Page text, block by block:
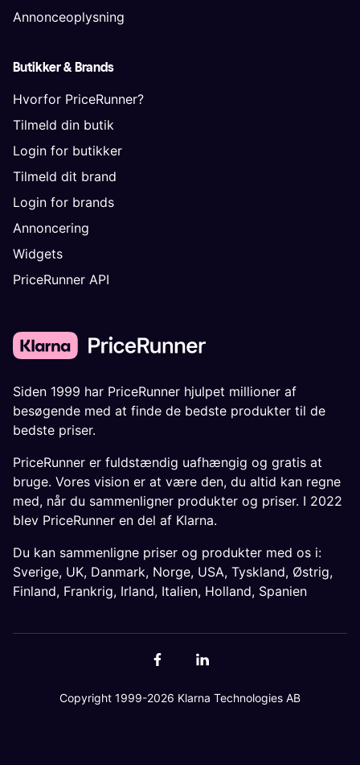
Annonceoplysning
Butikker & Brands
Hvorfor PriceRunner?
Tilmeld din butik
Login for butikker
Tilmeld dit brand
Login for brands
Annoncering
Widgets
PriceRunner API
Siden 1999 har PriceRunner hjulpet millioner af
besøgende med at finde de bedste produkter til de
bedste priser.
PriceRunner er fuldstændig uafhængig og gratis at
bruge. Vores vision er at være den, du altid kan regne
med, når du sammenligner produkter og priser. I 2022
blev PriceRunner en del af Klarna.
Du kan sammenligne priser og produkter med os i:
Sverige, UK, Danmark, Norge, USA, Tyskland, Østrig,
Finland, Frankrig, Irland, Italien, Holland, Spanien
Copyright 1999-2026 Klarna Technologies AB